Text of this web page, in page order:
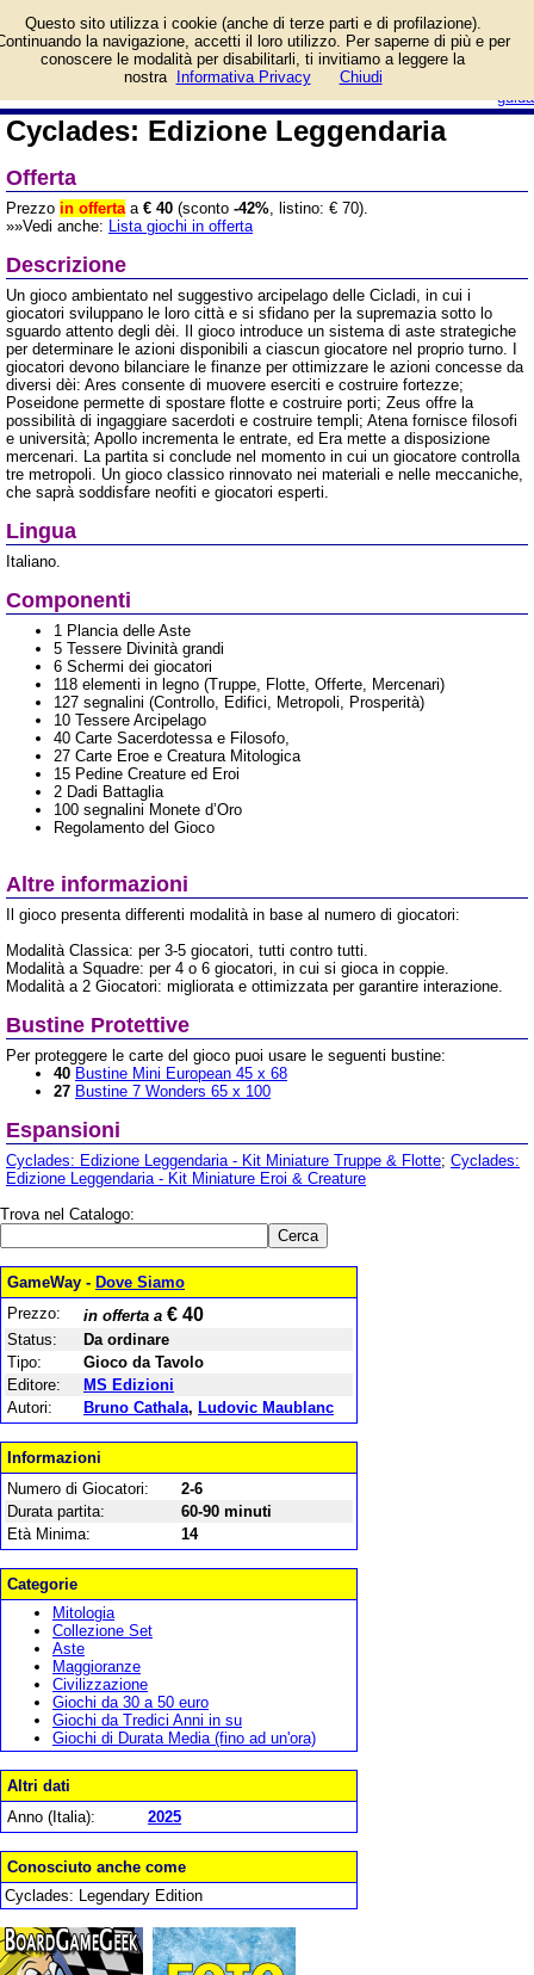
guida
Edizione Leggendaria e
prezzo di vendita.
Prodotto da MS Edizioni
Cyclades: Edizione Leggendaria
Offerta
Prezzo in offertaa € 40 (sconto -42%, listino: € 70).
»»Vedi anche: Lista giochi in offerta
Descrizione
Un gioco ambientato nel suggestivo arcipelago delle Cicladi, in cui i
giocatori sviluppano le loro città e si sfidano per la supremazia sotto lo
sguardo attento degli dèi. Il gioco introduce un sistema di aste strategiche
per determinare le azioni disponibili a ciascun giocatore nel proprio turno. I
giocatori devono bilanciare le finanze per ottimizzare le azioni concesse da
diversi dèi: Ares consente di muovere eserciti e costruire fortezze;
Poseidone permette di spostare flotte e costruire porti; Zeus offre la
possibilità di ingaggiare sacerdoti e costruire templi; Atena fornisce filosofi
e università; Apollo incrementa le entrate, ed Era mette a disposizione
mercenari. La partita si conclude nel momento in cui un giocatore controlla
tre metropoli. Un gioco classico rinnovato nei materiali e nelle meccaniche,
che saprà soddisfare neofiti e giocatori esperti.
Lingua
Italiano.
Componenti
1 Plancia delle Aste
5 Tessere Divinità grandi
6 Schermi dei giocatori
118 elementi in legno (Truppe, Flotte, Offerte, Mercenari)
127 segnalini (Controllo, Edifici, Metropoli, Prosperità)
10 Tessere Arcipelago
40 Carte Sacerdotessa e Filosofo,
27 Carte Eroe e Creatura Mitologica
15 Pedine Creature ed Eroi
2 Dadi Battaglia
100 segnalini Monete d’Oro
Regolamento del Gioco
Altre informazioni
Il gioco presenta differenti modalità in base al numero di giocatori:
Modalità Classica: per 3-5 giocatori, tutti contro tutti.
Modalità a Squadre: per 4 o 6 giocatori, in cui si gioca in coppie.
Modalità a 2 Giocatori: migliorata e ottimizzata per garantire interazione.
Bustine Protettive
Per proteggere le carte del gioco puoi usare le seguenti bustine:
40 Bustine Mini European 45 x 68
27 Bustine 7 Wonders 65 x 100
Espansioni
Cyclades: Edizione Leggendaria - Kit Miniature Truppe & Flotte; Cyclades:
Edizione Leggendaria - Kit Miniature Eroi & Creature
Trova nel Catalogo:
GameWay - Dove Siamo
Prezzo:
in offerta a € 40
Status:
Da ordinare
Tipo:
Gioco da Tavolo
Editore:
MS Edizioni
Autori:
Bruno Cathala, Ludovic Maublanc
Informazioni
Numero di Giocatori:
2-6
Durata partita:
60-90 minuti
Età Minima:
14
Categorie
Mitologia
Collezione Set
Aste
Maggioranze
Civilizzazione
Giochi da 30 a 50 euro
Giochi da Tredici Anni in su
Giochi di Durata Media (fino ad un'ora)
Altri dati
Anno (Italia):
2025
Conosciuto anche come
Cyclades: Legendary Edition
Questo sito utilizza i cookie (anche di terze parti e di profilazione).
la navigazione, accetti il loro utilizzo. Per saperne di più e per
conoscere le modalità per disabilitarli, ti invitiamo a leggere la
nostra
Informativa Privacy Chiudi